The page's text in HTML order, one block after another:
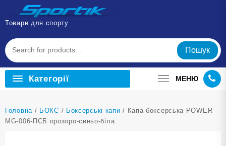
Перейти
вмісту
Товари для спорту
Пошук
Категорії МЕНЮ
Головна / БОКС / Боксерські капи / Капа боксерська POWER
MG-006-ПСБ прозоро-синьо-біла